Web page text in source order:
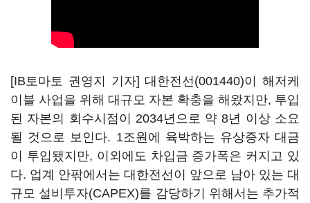
[IB토마토 권영지 기자] 대한전선(001440)이 해저케
이블 사업을 위해 대규모 자본 확충을 해왔지만, 투입
된 자본의 회수시점이 2034년으로 약 8년 이상 소요
될 것으로 보인다. 1조원에 육박하는 유상증자 대금
이 투입됐지만, 이외에도 차입금 증가폭은 커지고 있
다. 업계 안팎에서는 대한전선이 앞으로 남아 있는 대
규모 설비투자(CAPEX)를 감당하기 위해서는 추가적